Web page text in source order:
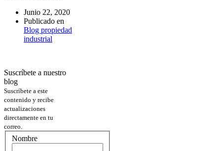
Junio 22, 2020
Publicado en
Blog propiedad
industrial
Suscríbete a nuestro
blog
Suscríbete a este
contenido y recibe
actualizaciones
directamente en tu
correo.
Nombre